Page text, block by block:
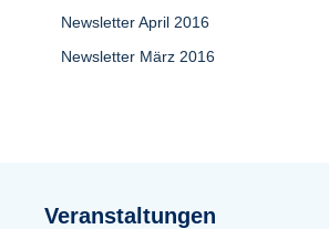
Newsletter April 2016
Newsletter März 2016
Veranstaltungen